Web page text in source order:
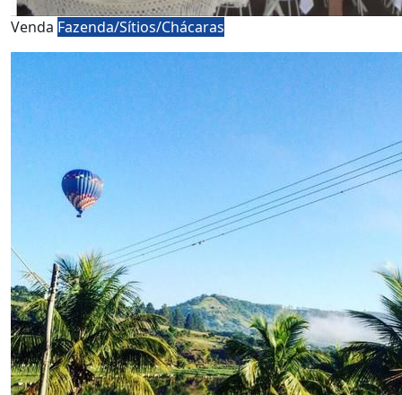
Venda Fazenda/Sítios/Chácaras